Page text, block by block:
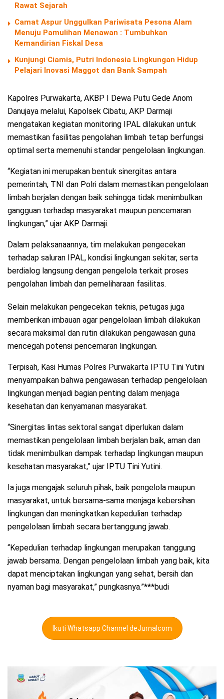
Rawat Sejarah
Camat Aspur Unggulkan Pariwisata Pesona Alam
Menuju Pamulihan Menawan : Tumbuhkan
Kemandirian Fiskal Desa
Kunjungi Ciamis, Putri Indonesia Lingkungan Hidup
Pelajari Inovasi Maggot dan Bank Sampah
Kapolres Purwakarta, AKBP I Dewa Putu Gede Anom
Danujaya melalui, Kapolsek Cibatu, AKP Darmaji
mengatakan kegiatan monitoring IPAL dilakukan untuk
memastikan fasilitas pengolahan limbah tetap berfungsi
optimal serta memenuhi standar pengelolaan lingkungan.
“Kegiatan ini merupakan bentuk sinergitas antara
pemerintah, TNI dan Polri dalam memastikan pengelolaan
limbah berjalan dengan baik sehingga tidak menimbulkan
gangguan terhadap masyarakat maupun pencemaran
lingkungan,” ujar AKP Darmaji.
Dalam pelaksanaannya, tim melakukan pengecekan
terhadap saluran IPAL, kondisi lingkungan sekitar, serta
berdialog langsung dengan pengelola terkait proses
pengolahan limbah dan pemeliharaan fasilitas.
Selain melakukan pengecekan teknis, petugas juga
memberikan imbauan agar pengelolaan limbah dilakukan
secara maksimal dan rutin dilakukan pengawasan guna
mencegah potensi pencemaran lingkungan.
Terpisah, Kasi Humas Polres Purwakarta IPTU Tini Yutini
menyampaikan bahwa pengawasan terhadap pengelolaan
lingkungan menjadi bagian penting dalam menjaga
kesehatan dan kenyamanan masyarakat.
“Sinergitas lintas sektoral sangat diperlukan dalam
memastikan pengelolaan limbah berjalan baik, aman dan
tidak menimbulkan dampak terhadap lingkungan maupun
kesehatan masyarakat,” ujar IPTU Tini Yutini.
Ia juga mengajak seluruh pihak, baik pengelola maupun
masyarakat, untuk bersama-sama menjaga kebersihan
lingkungan dan meningkatkan kepedulian terhadap
pengelolaan limbah secara bertanggung jawab.
“Kepedulian terhadap lingkungan merupakan tanggung
jawab bersama. Dengan pengelolaan limbah yang baik, kita
dapat menciptakan lingkungan yang sehat, bersih dan
nyaman bagi masyarakat,” pungkasnya.”***budi
Ikuti Whatsapp Channel deJurnalcom